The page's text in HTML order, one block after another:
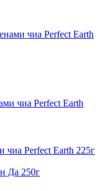
чиа Perfect Earth
Perfect Earth 225г